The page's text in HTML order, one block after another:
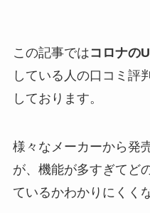
この記事ではコロナの
している人の口コミ評
しております。
様々なメーカーから発
が、機能が多すぎてど
ているかわかりにくく